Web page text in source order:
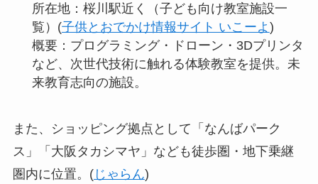
所在地：桜川駅近く（子ども向け教室施設一
覧）(子供とおでかけ情報サイト いこーよ )
概要：プログラミング・ドローン・3Dプリンタ
など、次世代技術に触れる体験教室を提供。未
来教育志向の施設。
また、ショッピング拠点として「なんばパーク
ス」「大阪タカシマヤ」なども徒歩圏・地下乗継
圏内に位置。(じゃらん)